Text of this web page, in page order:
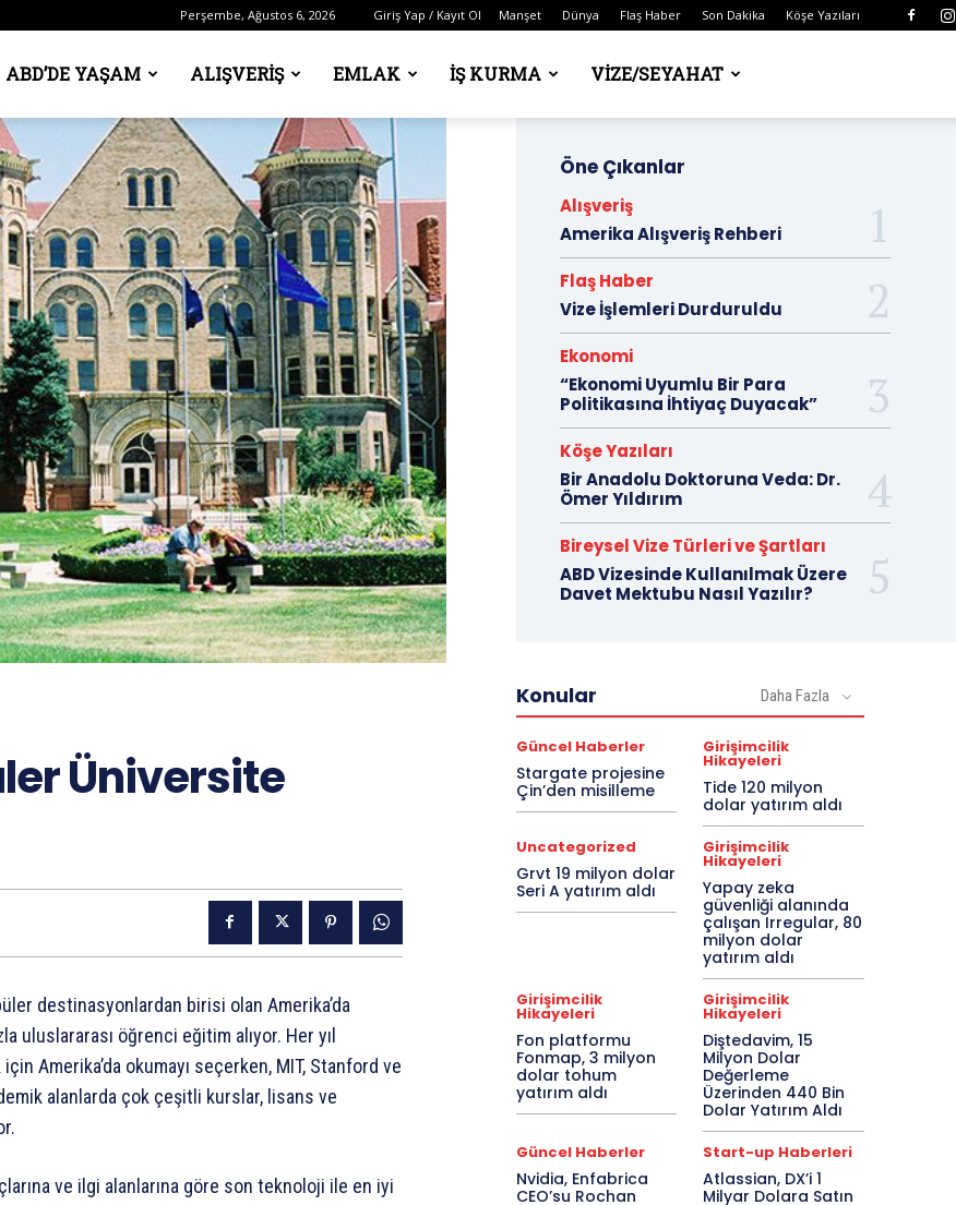
Perşembe, Ağustos 6, 2026 Giriş Yap / Kayıt Ol Manşet Dünya Flaş Haber Son Dakika Köşe Yazıları
ABD’DE YAŞAM ALIŞVERIŞ EMLAK İŞ KURMA VIZE/SEYAHAT
Üniversite
destinasyonlardan birisi olan Amerika’da
uluslararası öğrenci eğitim alıyor. Her yıl
Amerika’da okumayı seçerken, MIT, Stanford ve
alanlarda çok çeşitli kurslar, lisans ve
ve ilgi alanlarına göre son teknoloji ile en iyi
Öne Çıkanlar
Alışveriş
Amerika Alışveriş Rehberi
Flaş Haber
Vize İşlemleri Durduruldu
Ekonomi
“Ekonomi Uyumlu Bir Para
Politikasına İhtiyaç Duyacak”
Köşe Yazıları
Bir Anadolu Doktoruna Veda: Dr.
Ömer Yıldırım
Bireysel Vize Türleri ve Şartları
ABD Vizesinde Kullanılmak Üzere
Davet Mektubu Nasıl Yazılır?
Konular Daha Fazla
Güncel Haberler
Stargate projesine
Çin’den misilleme
Girişimcilik
Hikayeleri
Tide 120 milyon
dolar yatırım aldı
Uncategorized
Grvt 19 milyon dolar
Seri A yatırım aldı
Girişimcilik
Hikayeleri
Yapay zeka
güvenliği alanında
çalışan Irregular, 80
milyon dolar
yatırım aldı
Girişimcilik
Hikayeleri
Fon platformu
Fonmap, 3 milyon
dolar tohum
yatırım aldı
Girişimcilik
Hikayeleri
Diştedavim, 15
Milyon Dolar
Değerleme
Üzerinden 440 Bin
Dolar Yatırım Aldı
Güncel Haberler
Nvidia, Enfabrica
CEO’su Rochan
Start-up Haberleri
Atlassian, DX’i 1
Milyar Dolara Satın